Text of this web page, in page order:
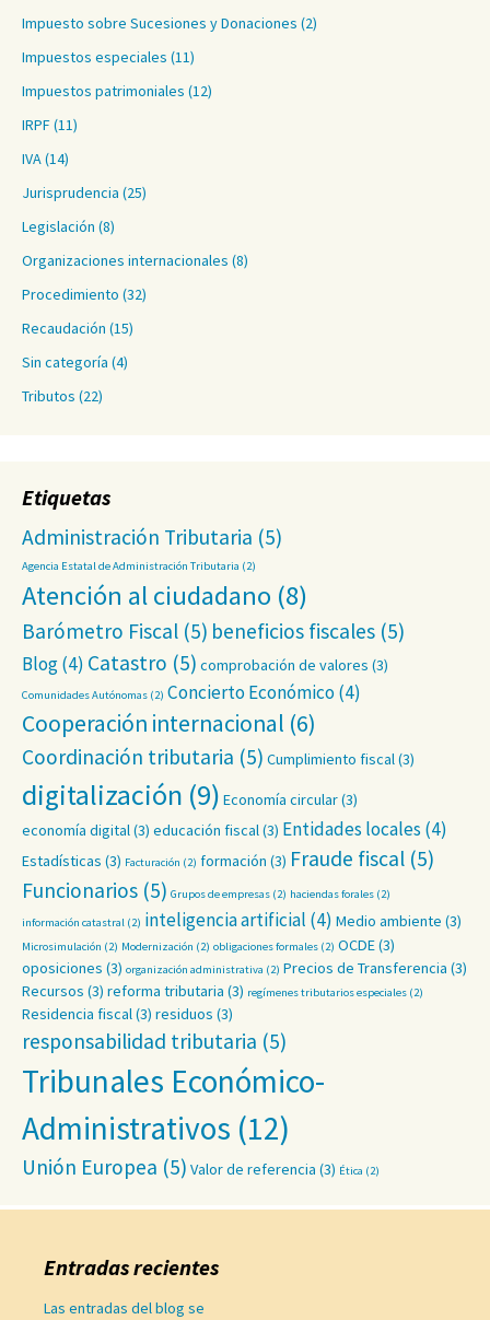
Impuesto sobre Sucesiones y Donaciones (2)
Impuestos especiales (11)
Impuestos patrimoniales (12)
IRPF(11)
IVA(14)
Jurisprudencia (25)
Legislación (8)
Organizaciones internacionales (8)
Procedimiento (32)
Recaudación (15)
Sin categoría (4)
Tributos (22)
Etiquetas
Administración Tributaria (5)
Agencia Estatal de Administración Tributaria (2)
Atención al ciudadano (8)
Barómetro Fiscal (5) beneficios fiscales (5)
Blog(4) Catastro (5) comprobación de valores (3)
Comunidades Autónomas (2) Concierto Económico(4)
Cooperación internacional (6)
Coordinación tributaria (5) Cumplimiento fiscal(3)
digitalización (9) Economía circular(3)
economía digital(3) educación fiscal(3) Entidades locales (4)
Estadísticas (3) Facturación (2) formación (3) Fraude fiscal (5)
Funcionarios (5) Grupos de empresas (2) haciendas forales (2)
información catastral (2) inteligencia artificial (4) Medio ambiente (3)
Microsimulación (2) Modernización (2) obligaciones formales (2) OCDE(3)
oposiciones (3) organización administrativa (2) Precios de Transferencia (3)
Recursos (3) reforma tributaria (3) regímenes tributarios especiales (2)
Residencia fiscal(3) residuos (3)
responsabilidad tributaria (5)
Tribunales Económico-
Administrativos (12)
Unión Europea (5) Valor de referencia (3) Ética (2)
Entradas recientes
Las entradas del blog se